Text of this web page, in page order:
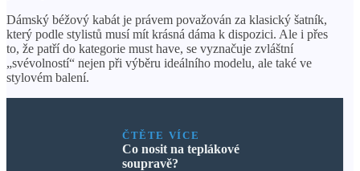
Dámský béžový kabát je právem považován za klasický šatník,
který podle stylistů musí mít krásná dáma k dispozici. Ale i přes
to, že patří do kategorie must have, se vyznačuje zvláštní
„svévolností“ nejen při výběru ideálního modelu, ale také ve
stylovém balení.
ČTĚTE VÍCE
Co nosit na teplákové
soupravě?